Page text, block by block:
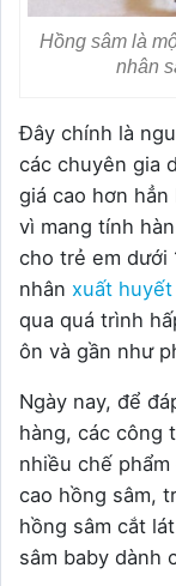
Hồng sâm là
nhân
Đây chính là
các chuyên gia
giá cao hơn
vì mang tính
cho trẻ em dưới
nhân xuất huyết
qua quá trình
ôn và gần như
Ngày nay, để
hàng, các công
nhiều chế
cao hồng sâm,
hồng sâm cắt
sâm baby dành